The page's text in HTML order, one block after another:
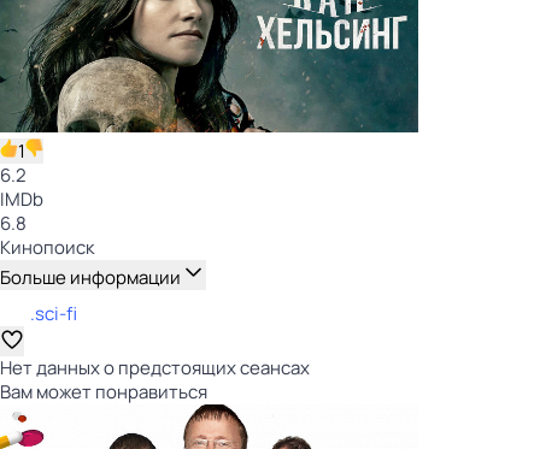
1
6.2
IMDb
6.8
Кинопоиск
Больше информации
.sci-fi
Нет данных о предстоящих сеансах
Вам может понравиться